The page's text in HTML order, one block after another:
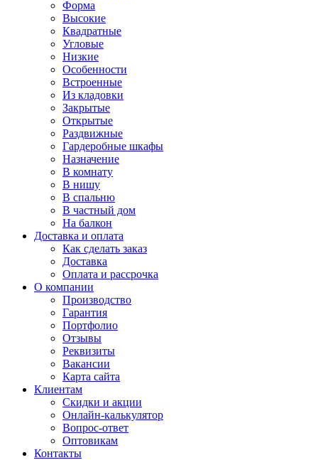
Форма
Высокие
Квадратные
Угловые
Низкие
Особенности
Встроенные
Из кладовки
Закрытые
Открытые
Раздвижные
Гардеробные шкафы
Назначение
В комнату
В нишу
В спальню
В частный дом
На балкон
Доставка и оплата
Как сделать заказ
Доставка
Оплата и рассрочка
О компании
Производство
Гарантия
Портфолио
Отзывы
Реквизиты
Вакансии
Карта сайта
Клиентам
Скидки и акции
Онлайн-калькулятор
Вопрос-ответ
Оптовикам
Контакты